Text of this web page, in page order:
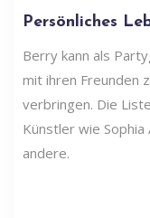
Persönliches
Berry kann als
mit ihren Freunden
verbringen. Die
Künstler wie Sophia
andere.